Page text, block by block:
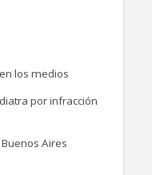
los medios
por infracción
Aires